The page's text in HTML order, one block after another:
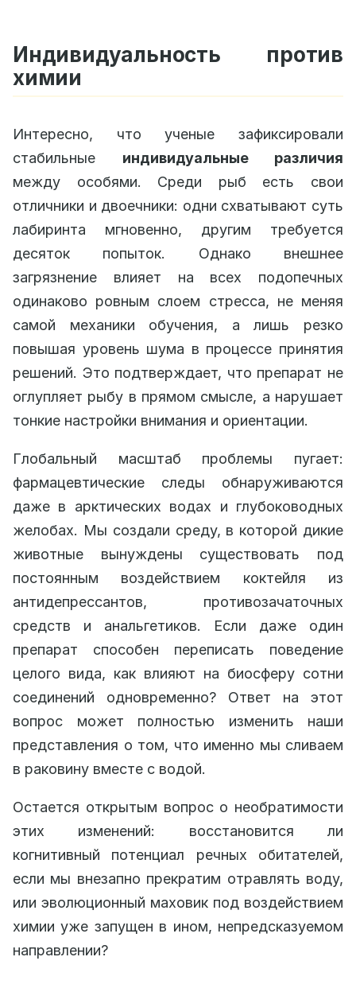
Индивидуальность против
химии
Интересно, что ученые зафиксировали
стабильные индивидуальные различия
между особями. Среди рыб есть свои
отличники и двоечники: одни схватывают суть
лабиринта мгновенно, другим требуется
десяток попыток. Однако внешнее
загрязнение влияет на всех подопечных
одинаково ровным слоем стресса, не меняя
самой механики обучения, а лишь резко
повышая уровень шума в процессе принятия
решений. Это подтверждает, что препарат не
оглупляет рыбу в прямом смысле, а нарушает
тонкие настройки внимания и ориентации.
Глобальный масштаб проблемы пугает:
фармацевтические следы обнаруживаются
даже в арктических водах и глубоководных
желобах. Мы создали среду, в которой дикие
животные вынуждены существовать под
постоянным воздействием коктейля из
антидепрессантов, противозачаточных
средств и анальгетиков. Если даже один
препарат способен переписать поведение
целого вида, как влияют на биосферу сотни
соединений одновременно? Ответ на этот
вопрос может полностью изменить наши
представления о том, что именно мы сливаем
в раковину вместе с водой.
Остается открытым вопрос о необратимости
этих изменений: восстановится ли
когнитивный потенциал речных обитателей,
если мы внезапно прекратим отравлять воду,
или эволюционный маховик под воздействием
химии уже запущен в ином, непредсказуемом
направлении?